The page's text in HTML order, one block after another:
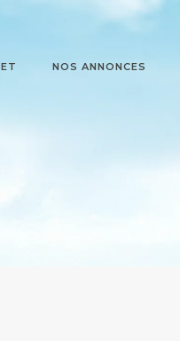
NOS ANNONCES